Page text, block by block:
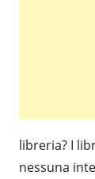
libreria? I
nessuna